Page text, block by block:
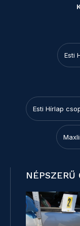
Esti
Esti Hírlap
NÉPSZERŰ